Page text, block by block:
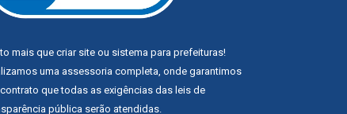
mais que criar site ou sistema para prefeituras!
uma assessoria completa, onde garantimos
que todas as exigências das leis de
pública serão atendidas.